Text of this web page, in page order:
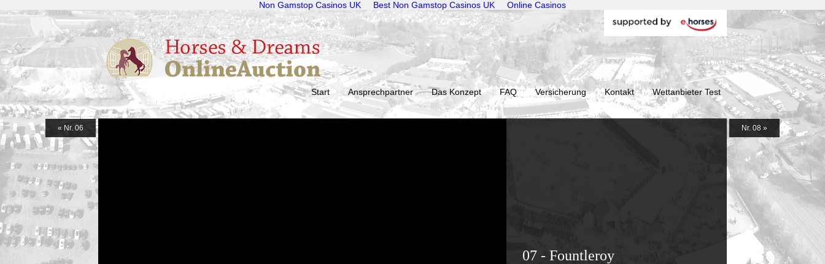
Non Gamstop Casinos UK Best Non Gamstop Casinos UK Online Casinos
Start Ansprechpartner Das Konzept FAQ Versicherung Kontakt Wettanbieter Test
« Nr. 06 Nr. 08 »
07 - Fountleroy